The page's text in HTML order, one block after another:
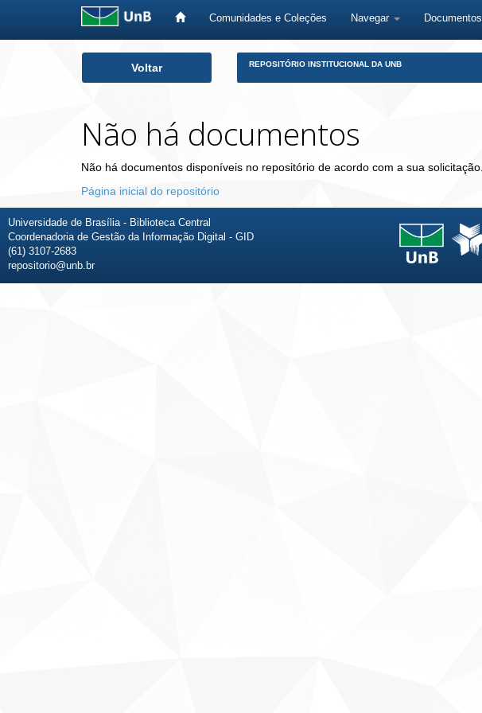
Comunidades e Coleções Navegar Documentos
Voltar REPOSITÓRIO INSTITUCIONAL DA UNB
Não há documentos
Não há documentos disponíveis no repositório de acordo com a sua solicitação.
Página inicial do repositório
Universidade de Brasília - Biblioteca Central
Coordenadoria de Gestão da Informação Digital - GID
(61) 3107-2683
repositorio@unb.br